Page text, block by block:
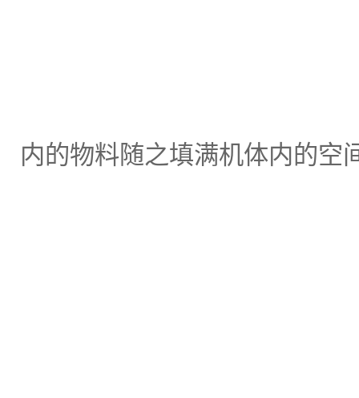
内的物料随之填满机体内的空